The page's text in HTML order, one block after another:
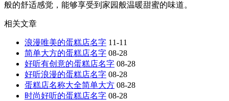
般的舒适感觉，能够享受到家园般温暖甜蜜的味道。
相关文章
浪漫唯美的蛋糕店名字 11-11
简单大方的蛋糕店名字 08-28
好听有创意的蛋糕店名字 08-28
好听浪漫的蛋糕店名字 08-28
蛋糕店名称大全简单大方 08-28
时尚好听的蛋糕店名字 08-28